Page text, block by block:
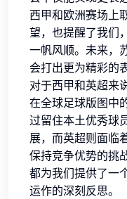
西甲和欧洲赛场上
望，也提醒了我们
一帆风顺。未来，
会打出更为精彩的
对于西甲和英超来
在全球足球版图中
过留住本土优秀球
展，而英超则面临
保持竞争优势的挑
都为我们提供了一
运作的深刻反思。